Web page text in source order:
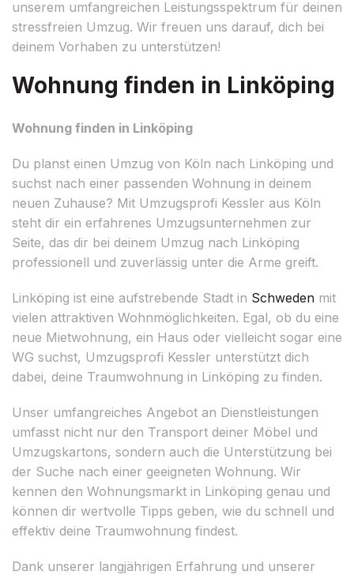
unserem umfangreichen Leistungsspektrum für deinen
stressfreien Umzug. Wir freuen uns darauf, dich bei
deinem Vorhaben zu unterstützen!
Wohnung finden in Linköping
Wohnung finden in Linköping
Du planst einen Umzug von Köln nach Linköping und
suchst nach einer passenden Wohnung in deinem
neuen Zuhause? Mit Umzugsprofi Kessler aus Köln
steht dir ein erfahrenes Umzugsunternehmen zur
Seite, das dir bei deinem Umzug nach Linköping
professionell und zuverlässig unter die Arme greift.
Linköping ist eine aufstrebende Stadt in Schweden mit
vielen attraktiven Wohnmöglichkeiten. Egal, ob du eine
neue Mietwohnung, ein Haus oder vielleicht sogar eine
WG suchst, Umzugsprofi Kessler unterstützt dich
dabei, deine Traumwohnung in Linköping zu finden.
Unser umfangreiches Angebot an Dienstleistungen
umfasst nicht nur den Transport deiner Möbel und
Umzugskartons, sondern auch die Unterstützung bei
der Suche nach einer geeigneten Wohnung. Wir
kennen den Wohnungsmarkt in Linköping genau und
können dir wertvolle Tipps geben, wie du schnell und
effektiv deine Traumwohnung findest.
Dank unserer langjährigen Erfahrung und unserer